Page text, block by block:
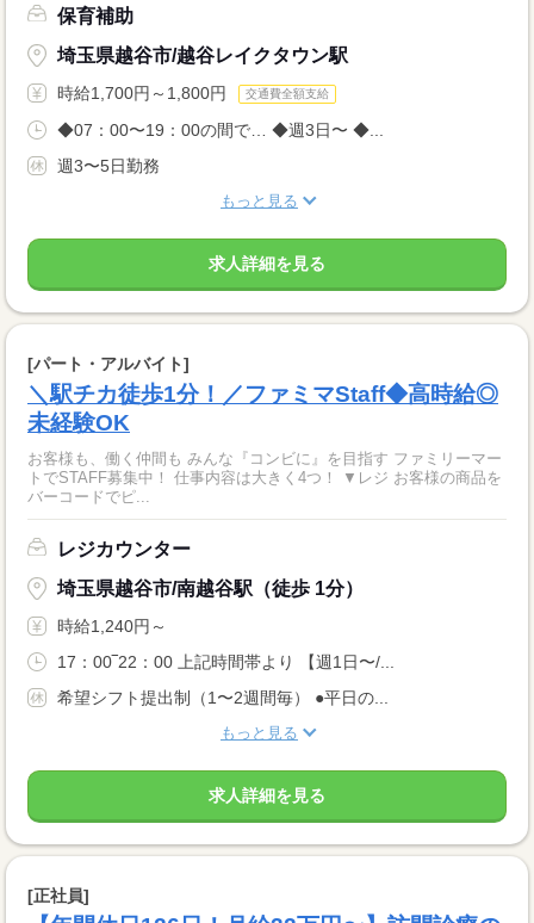
保育補助
埼玉県越谷市/越谷レイクタウン駅
時給1,700円～1,800円 交通費全額支給
◆07：00〜19：00の間で… ◆週3日〜 ◆...
週3〜5日勤務
もっと見る
求人詳細を見る
[パート・アルバイト]
＼駅チカ徒歩1分！／ファミマStaff◆高時給◎
未経験OK
お客様も、働く仲間も みんな『コンビに』を目指す ファミリーマー
トでSTAFF募集中！ 仕事内容は大きく4つ！ ▼レジ お客様の商品を
バーコードでピ...
レジカウンター
埼玉県越谷市/南越谷駅（徒歩 1分）
時給1,240円～
17：00‾22：00 上記時間帯より 【週1日〜/...
希望シフト提出制（1〜2週間毎） ●平日の...
もっと見る
求人詳細を見る
[正社員]